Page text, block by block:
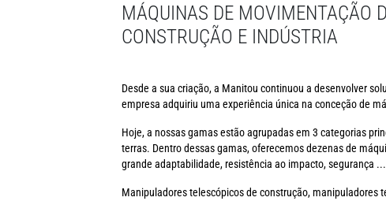
MÁQUINAS DE MOVIMENTAÇÃO
CONSTRUÇÃO E INDÚSTRIA
Desde a sua criação, a Manitou continuou a desenvolver
empresa adquiriu uma experiência única na conceção de
Hoje, a nossas gamas estão agrupadas em 3 categorias
terras. Dentro dessas gamas, oferecemos dezenas de
grande adaptabilidade, resistência ao impacto, segurança ...
Manipuladores telescópicos de construção,